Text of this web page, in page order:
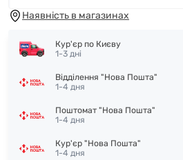
Наявність в магазинах
Кур'єр по Києву
1-3 дні
Відділення "Нова Пошта"
1-4 дня
Поштомат "Нова Пошта"
1-4 дня
Кур'єр "Нова Пошта"
1-4 дня